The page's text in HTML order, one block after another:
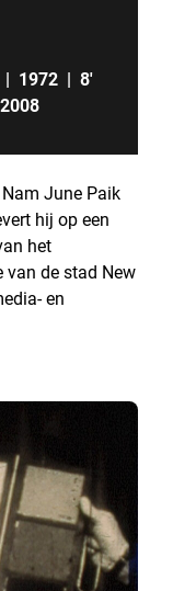
| 1972 | 8'
June Paik
hij op een
het
van de stad New
en